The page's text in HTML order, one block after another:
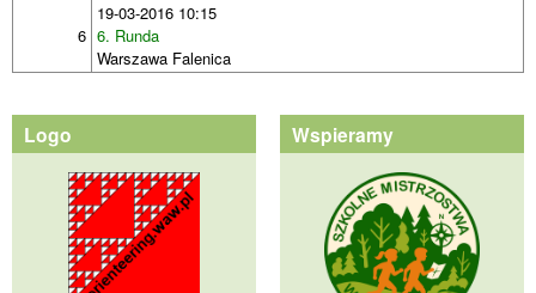
6
19-03-2016 10:15
6. Runda
Warszawa Falenica
Logo Wspieramy